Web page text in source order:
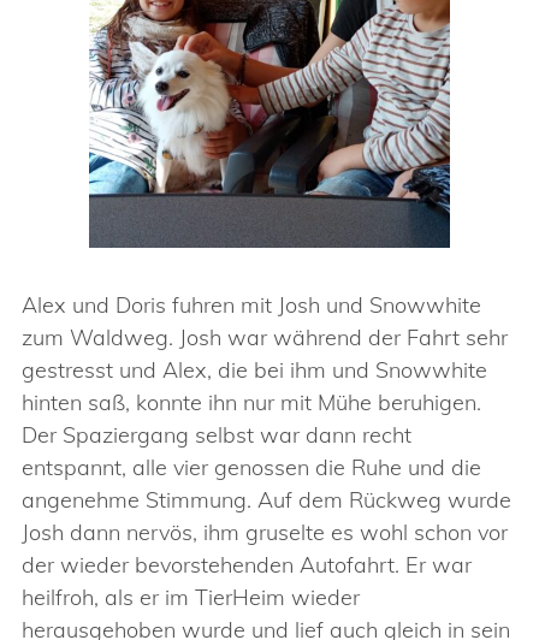
Alex und Doris fuhren mit Josh und Snowwhite
zum Waldweg. Josh war während der Fahrt sehr
gestresst und Alex, die bei ihm und Snowwhite
hinten saß, konnte ihn nur mit Mühe beruhigen.
Der Spaziergang selbst war dann recht
entspannt, alle vier genossen die Ruhe und die
angenehme Stimmung. Auf dem Rückweg wurde
Josh dann nervös, ihm gruselte es wohl schon vor
der wieder bevorstehenden Autofahrt. Er war
heilfroh, als er im TierHeim wieder
herausgehoben wurde und lief auch gleich in sein